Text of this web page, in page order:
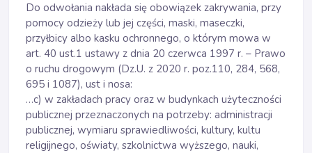
Do odwołania nakłada się obowiązek zakrywania, przy
pomocy odzieży lub jej części, maski, maseczki,
przyłbicy albo kasku ochronnego, o którym mowa w
art. 40 ust.1 ustawy z dnia 20 czerwca 1997 r. – Prawo
o ruchu drogowym (Dz.U. z 2020 r. poz.110, 284, 568,
695 i 1087), ust i nosa:
…c) w zakładach pracy oraz w budynkach użyteczności
publicznej przeznaczonych na potrzeby: administracji
publicznej, wymiaru sprawiedliwości, kultury, kultu
religijnego, oświaty, szkolnictwa wyższego, nauki,